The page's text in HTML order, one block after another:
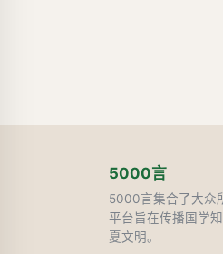
5000言
5000言集合了大众
平台旨在传播国学
夏文明。